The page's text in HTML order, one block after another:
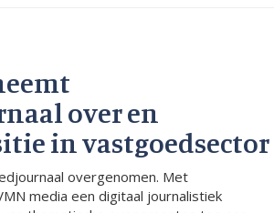
over en
in vastgoedsector
overgenomen. Met
media een digitaal journalistiek